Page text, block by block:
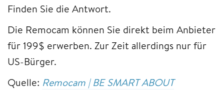
Finden Sie die Antwort.
Die Remocam können Sie direkt beim Anbieter
für 199$ erwerben. Zur Zeit allerdings nur für
US-Bürger.
Quelle: Remocam | BE SMART ABOUT